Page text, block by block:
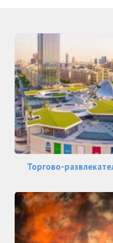
Торгово-